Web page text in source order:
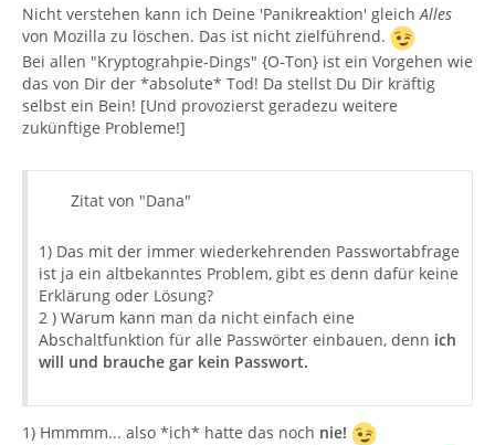
Nicht verstehen kann ich Deine 'Panikreaktion' gleichAlles
von Mozilla zu löschen. Das ist nicht zielführend.
Bei allen "Kryptograhpie-Dings" {O-Ton} ist ein Vorgehen wie
das von Dir der *absolute* Tod! Da stellst Du Dir kräftig
selbst ein Bein! [Und provozierst geradezu weitere
zukünftige Probleme!]
Zitat von "Dana"
1) Das mit der immer wiederkehrenden Passwortabfrage
ist ja ein altbekanntes Problem, gibt es denn dafür keine
Erklärung oder Lösung?
2 ) Warum kann man da nicht einfach eine
Abschaltfunktion für alle Passwörter einbauen, denn ich
will und brauche gar kein Passwort.
1) Hmmmm... also *ich* hatte das noch nie!